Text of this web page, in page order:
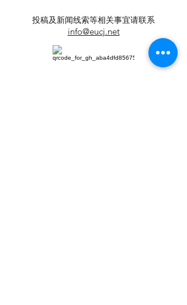
投稿及新闻线索等相关事宜请联系
info@eucj.net